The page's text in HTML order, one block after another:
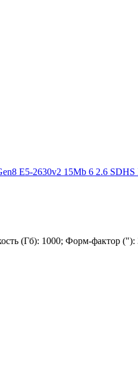
E5-2630v2 15Mb 6 2.6
(Гб): 1000; Форм-фактор